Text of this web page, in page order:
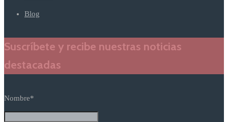
Blog
Suscríbete y recibe nuestras noticias
destacadas
Nombre*